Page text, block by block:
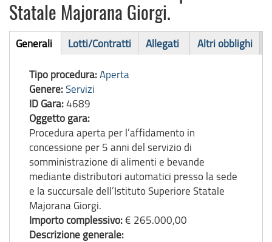
Statale Majorana Giorgi.
Bando
gara
Generali
attiva)
Lotti/Contratti Allegati Altri obblighi
Tipo procedura:Aperta
Genere:Servizi
ID Gara:4689
Oggetto gara:
Procedura aperta per l’affidamento in
concessione per 5 anni del servizio di
somministrazione di alimenti e bevande
mediante distributori automatici presso la sede
e la succursale dell’Istituto Superiore Statale
Majorana Giorgi.
Importo complessivo:€ 265.000,00
Descrizione generale: